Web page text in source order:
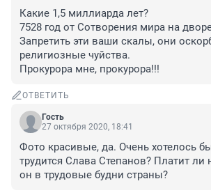
Какие 1,5 миллиарда лет?
7528 год от Сотворения мира на
Запретить эти ваши скалы, они
религиозные чуйства.
Прокурора мне, прокурора!!!
ОТВЕТИТЬ
Гость
27 октября 2020, 18:41
Фото красивые, да. Очень хотелось
трудится Слава Степанов? Платит ли
он в трудовые будни страны?